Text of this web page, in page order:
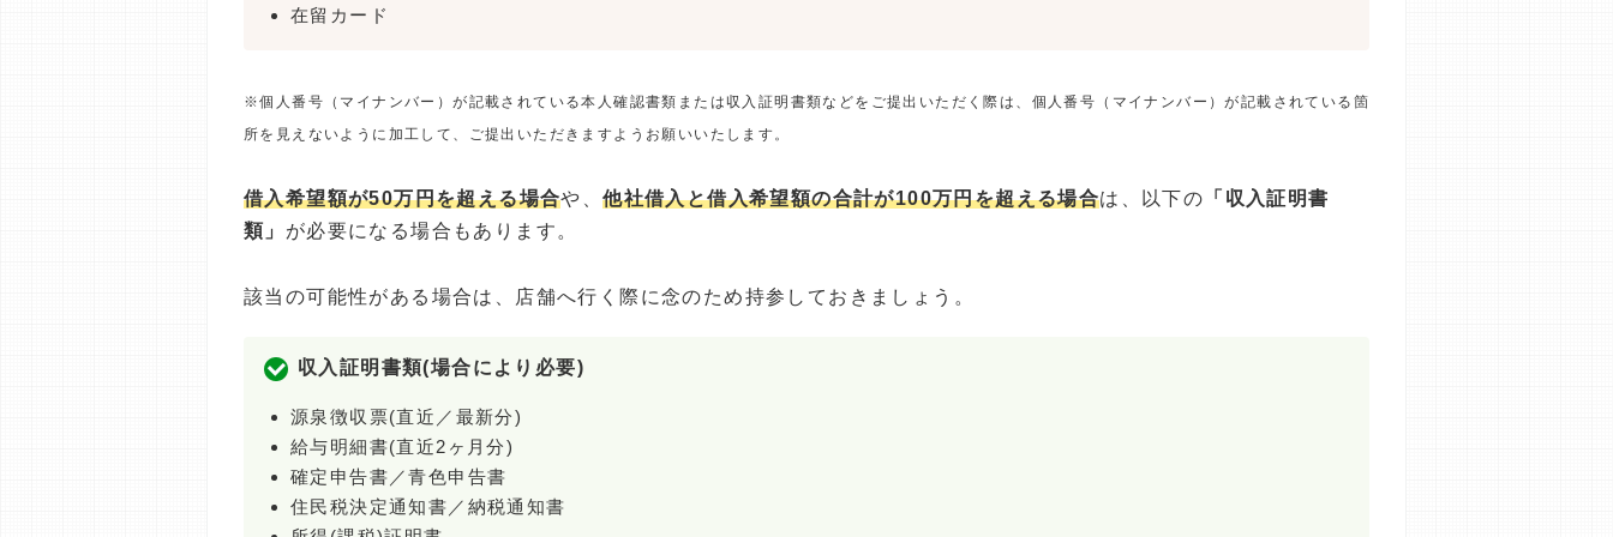
在留カード
※個人番号（マイナンバー）が記載されている本人確認書類または収入証明書類などをご提出いただく際は、個人番号（マイナンバー）が記載されている箇
所を見えないように加工して、ご提出いただきますようお願いいたします。
借入希望額が50万円を超える場合や、他社借入と借入希望額の合計が100万円を超える場合は、以下の 「収入証明書
類」 が必要になる場合もあります。
該当の可能性がある場合は、店舗へ行く際に念のため持参しておきましょう。
収入証明書類(場合により必要)
源泉徴収票(直近／最新分)
給与明細書(直近2ヶ月分)
確定申告書／青色申告書
住民税決定通知書／納税通知書